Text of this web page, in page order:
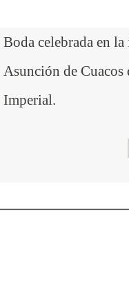
Boda celebrada en
Asunción de Cuacos
Imperial.